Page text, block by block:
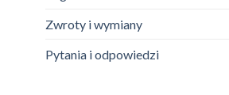
Zwroty i wymiany
Pytania i odpowiedzi